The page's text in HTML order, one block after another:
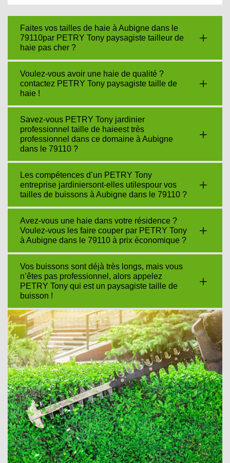
Faites vos tailles de haie à Aubigne dans le
79110par PETRY Tony paysagiste tailleur de
haie pas cher ?
Voulez-vous avoir une haie de qualité ?
contactez PETRY Tony paysagiste taille de
haie !
Savez-vous PETRY Tony jardinier
professionnel taille de haieest très
professionnel dans ce domaine à Aubigne
dans le 79110 ?
Les compétences d’un PETRY Tony
entreprise jardiniersont-elles utilespour vos
tailles de buissons à Aubigne dans le 79110 ?
Avez-vous une haie dans votre résidence ?
Voulez-vous les faire couper par PETRY Tony
à Aubigne dans le 79110 à prix économique ?
Vos buissons sont déjà très longs, mais vous
n’êtes pas professionnel, alors appelez
PETRY Tony qui est un paysagiste taille de
buisson !